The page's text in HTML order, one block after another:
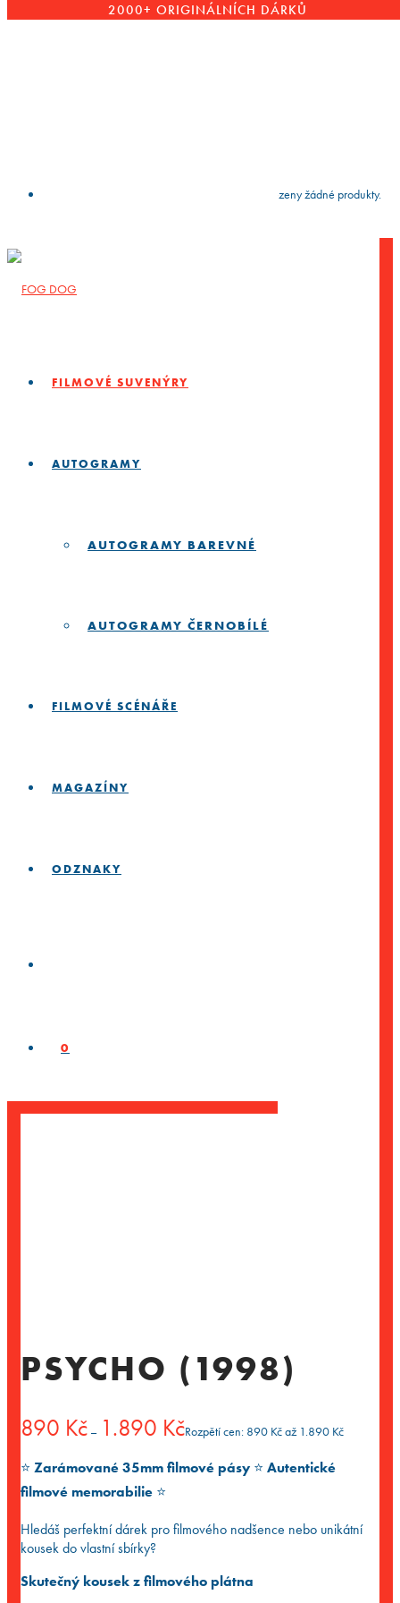
2000+ ORIGINÁLNÍCH DÁRKŮ
FILMOVÉ SUVENÝRY
AUTOGRAMY
AUTOGRAMY BAREVNÉ
AUTOGRAMY ČERNOBÍLÉ
FILMOVÉ SCÉNÁŘE
MAGAZÍNY
ODZNAKY
0
press Nebyly nalezeny žádné produkty.
PSYCHO (1998)
890 Kč – 1.890 KčRozpětí cen: 890 Kč až 1.890 Kč
⭐️ Zarámované 35mm filmové pásy ⭐️ Autentické
filmové memorabilie ⭐️
Hledáš perfektní dárek pro filmového nadšence nebo unikátní
kousek do vlastní sbírky?
Skutečný kousek z filmového plátna